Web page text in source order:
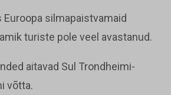
silmapaistvamaid
turiste pole veel avastanud.
aitavad Sul Trondheimi-
võtta.